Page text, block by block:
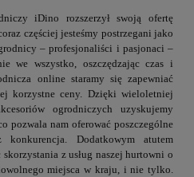
iDino rozszerzył swoją ofertę
częściej jesteśmy postrzegani jako
– profesjonaliści i pasjonaci –
we wszystko, oszczędzając czas i
online staramy się zapewniać
korzystne ceny. Dzięki wieloletniej
ogrodniczych uzyskujemy
pozwala nam oferować poszczególne
Dodatkowym atutem
z usług naszej hurtowni o
miejsca w kraju, i nie tylko.